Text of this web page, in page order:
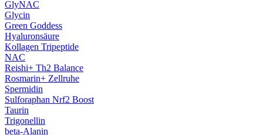
GlyNAC
Glycin
Green Goddess
Hyaluronsäure
Kollagen Tripeptide
NAC
Reishi+ Th2 Balance
Rosmarin+ Zellruhe
Spermidin
Sulforaphan Nrf2 Boost
Taurin
Trigonellin
beta-Alanin